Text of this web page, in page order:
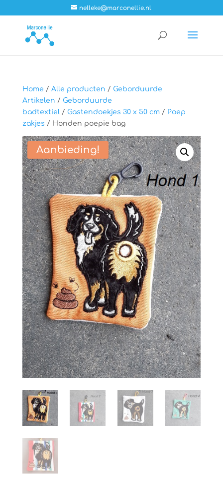
nelleke@marconellie.nl
Home / Alle producten / Geborduurde
Artikelen / Geborduurde
badtextiel/ Gastendoekjes 30 x 50 cm / Poep
zakjes / Honden poepie bag
Aanbieding!